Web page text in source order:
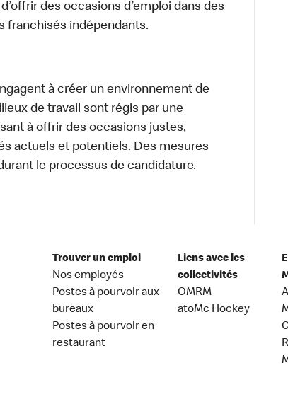
des occasions d’emploi dans des
franchisés indépendants.
à créer un environnement de
de travail sont régis par une
à offrir des occasions justes,
actuels et potentiels. Des mesures
le processus de candidature.
Trouver un emploi
Nos employés
Postes à pourvoir aux
bureaux
Postes à pourvoir en
restaurant
Liens avec les
collectivités
OMRM
atoMc Hockey